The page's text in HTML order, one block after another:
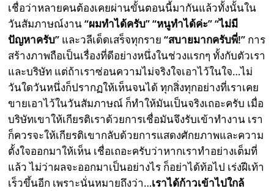
เชื่อว่าหลายคนต้องเคยผ่านขั้นตอนนี้มากันแล้วทั้งนั้นใน
วันสัมภาษณ์งาน“ผมทำได้ครับ” “หนูทำได้ค่ะ” “ไม่มี
ปัญหาครับ” และวลีเด็ดเสร็จทุกราย“สบายมากครับพี่!” การ
สร้างภาพถือเป็นเรื่องที่ดีอย่างหนึ่งในช่วงแรกๆ ทั้งกับตัวเรา
และบริษัท แต่ถ้าเราซ่อนความไม่จริงใจเอาไว้ในใจ…ไม่
วันใดวันหนึ่งก็ปรากฏให้เห็นจนได้ ทุกสิ่งทุกอย่างที่เราเคย
ขายเอาไว้ในวันสัมภาษณ์ ก็ทำให้มันเป็นจริงเถอะครับ เมื่อ
บริษัทเขาให้เกียรติเราด้วยการเชื่อมันจึงรับเข้าทำงาน เรา
ก็ควรจะให้เกียรติเขากลับด้วยการแสดงศักยภาพและความ
ตั้งใจออกมาให้เห็น เชื่อเถอะครับว่าหากเราทำอย่างเต็มที่
แล้ว ไม่ว่าผลจะออกมาเป็นอย่างไร ก็อย่าได้ท้อไป เร่งฝีเท้า
เร็วขึ้นอีก เพราะนั่นหมายถึงว่า…เราได้ก้าวเข้าไปใกล้